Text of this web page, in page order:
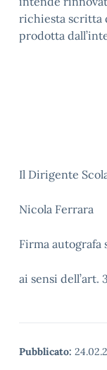
richiesta scritta
prodotta
Il Dirigente
Nicola Ferrara
Firma autografa
ai sensi dell’art.
Pubblicato: